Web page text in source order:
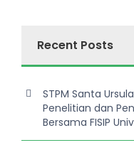
Recent Posts
STPM Santa
Penelitian dan
Bersama FISIP